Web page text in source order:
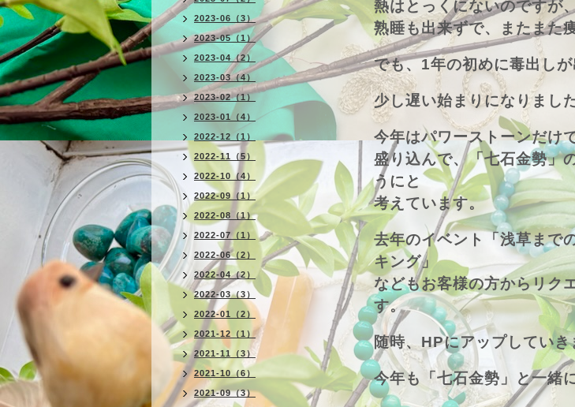
熱はとっくにないのですが
熟睡も出来ずで、またまた
でも、1年の初めに毒出し
少し遅い始まりになりまし
今年はパワーストーンだけ
盛り込んで、「七石金勢」
うにと
考えています。
去年のイベント「浅草まで
キング」
などもお客様の方からリク
す。
随時、HPにアップしてい
今年も「七石金勢」と一緒
2023-06（3）
2023-05（1）
2023-04（2）
2023-03（4）
2023-02（1）
2023-01（4）
2022-12（1）
2022-11（5）
2022-10（4）
2022-09（1）
2022-08（1）
2022-07（1）
2022-06（2）
2022-04（2）
2022-03（3）
2022-01（2）
2021-12（1）
2021-11（3）
2021-10（6）
2021-09（3）